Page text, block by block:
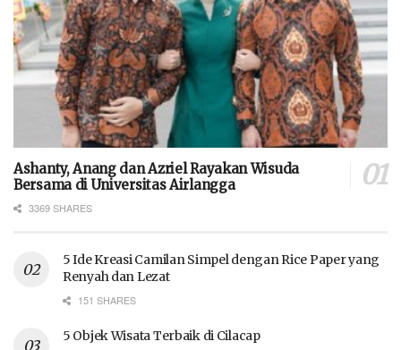
Ashanty, Anang dan Azriel Rayakan Wisuda
Bersama di Universitas Airlangga
3369 SHARES
5 Ide Kreasi Camilan Simpel dengan Rice Paper yang
Renyah dan Lezat
151 SHARES
5 Objek Wisata Terbaik di Cilacap